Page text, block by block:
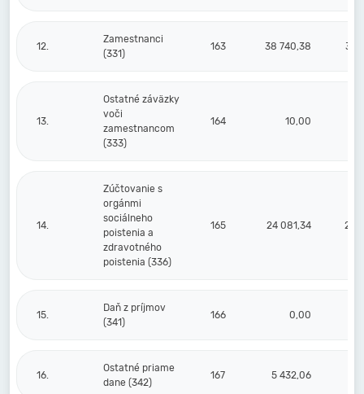
12.
Zamestnanci
(331)
163 38 740,38 33
13.
Ostatné záväzky
voči
zamestnancom
(333)
164 10,00
14.
Zúčtovanie s
orgánmi
sociálneho
poistenia a
zdravotného
poistenia (336)
165 24 081,34 20
15.
Daň z príjmov
(341)
166 0,00
16.
Ostatné priame
dane (342)
167 5 432,06